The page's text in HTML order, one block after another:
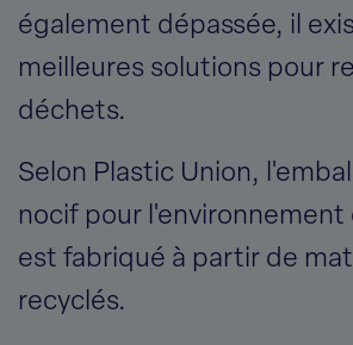
également dépassée, il
meilleures solutions pour
déchets.
Selon Plastic Union,
nocif pour l'environnement
est fabriqué à partir de
recyclés.